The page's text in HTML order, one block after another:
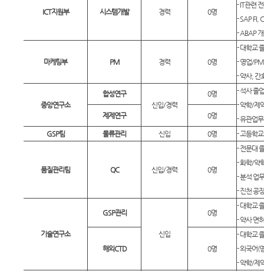
ICT지원부 시스템개발 경력 0명
- IT관련
- SAP FI,
- ABAP
마케팅부 PM 경력 0명
- 대학교
- 영업/
- 약사, 간
중앙연구소
합성연구
신입/경력
0명
- 석사 졸
- 약학/제
- 유관업
제제연구 0명
GSP팀 물류관리 신입 0명 - 고등학
품질관리팀 QC 신입/경력 0명
- 전문대
- 화학/약
- 분석 업
- 진천 공
기술연구소
GSP관리
신입
0명
- 대학교
- 약사 면
해외CTD 0명
- 대학교
- 외국어(
- 약학/제